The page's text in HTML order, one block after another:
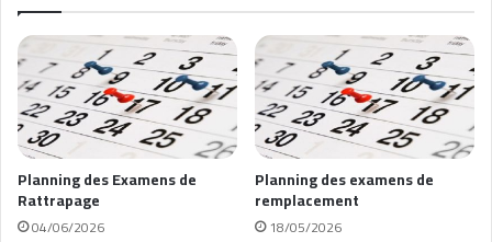
Planning des Examens de
Rattrapage
04/06/2026
Planning des examens de
remplacement
18/05/2026